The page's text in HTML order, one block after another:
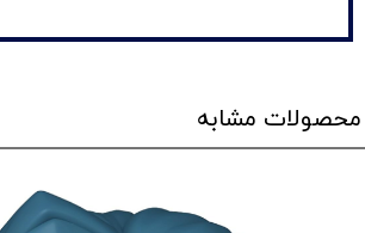
محصولات مشابه